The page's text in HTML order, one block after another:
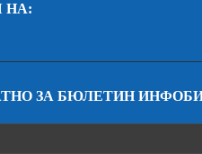
НА:
ЗА БЮЛЕТИН